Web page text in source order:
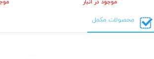
موجود در انبار
محصولات مکمل